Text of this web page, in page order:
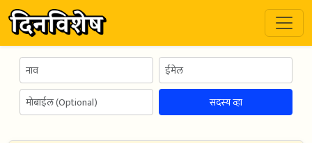
सदस्य व्हा